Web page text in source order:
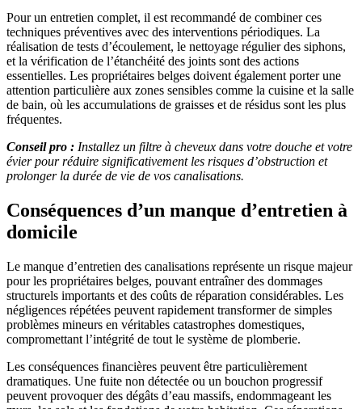
Pour un entretien complet, il est recommandé de combiner ces
techniques préventives avec des interventions périodiques. La
réalisation de tests d’écoulement, le nettoyage régulier des siphons,
et la vérification de l’étanchéité des joints sont des actions
essentielles. Les propriétaires belges doivent également porter une
attention particulière aux zones sensibles comme la cuisine et la salle
de bain, où les accumulations de graisses et de résidus sont les plus
fréquentes.
Conseil pro : Installez un filtre à cheveux dans votre douche et votre
évier pour réduire significativement les risques d’obstruction et
prolonger la durée de vie de vos canalisations.
Conséquences d’un manque d’entretien à
domicile
Le manque d’entretien des canalisations représente un risque majeur
pour les propriétaires belges, pouvant entraîner des dommages
structurels importants et des coûts de réparation considérables. Les
négligences répétées peuvent rapidement transformer de simples
problèmes mineurs en véritables catastrophes domestiques,
compromettant l’intégrité de tout le système de plomberie.
Les conséquences financières peuvent être particulièrement
dramatiques. Une fuite non détectée ou un bouchon progressif
peuvent provoquer des dégâts d’eau massifs, endommageant les